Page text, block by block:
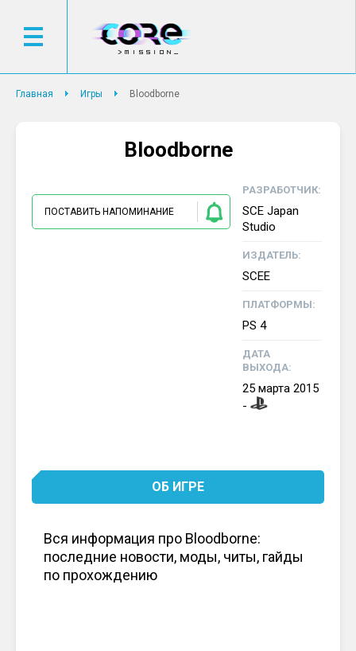
Главная Игры Bloodborne
Bloodborne
ПОСТАВИТЬ НАПОМИНАНИЕ
РАЗРАБОТЧИК:
SCE Japan
Studio
ИЗДАТЕЛЬ:
SCEE
ПЛАТФОРМЫ:
PS 4
ДАТА
ВЫХОДА:
25 марта 2015
-
ОБ ИГРЕ
Вся информация про Bloodborne:
последние новости, моды, читы, гайды
по прохождению